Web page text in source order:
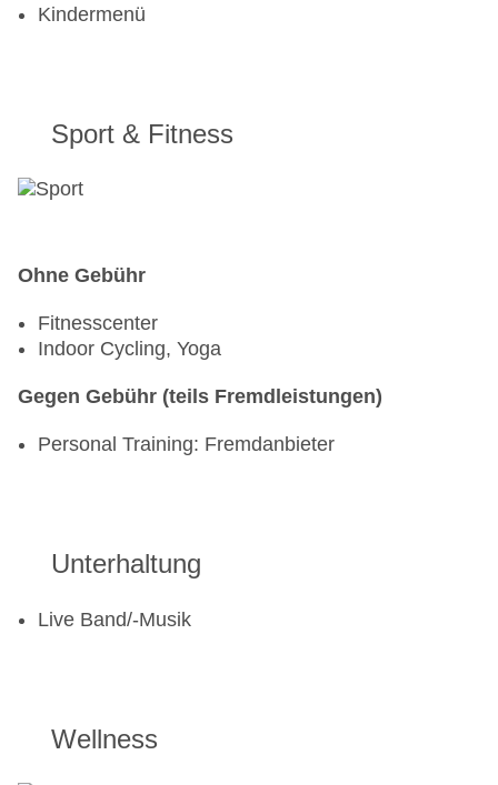
Kindermenü
Sport & Fitness
Ohne Gebühr
Fitnesscenter
Indoor Cycling, Yoga
Gegen Gebühr (teils Fremdleistungen)
Personal Training: Fremdanbieter
Unterhaltung
Live Band/-Musik
Wellness